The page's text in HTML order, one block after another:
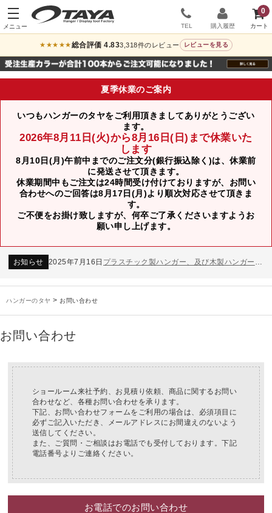
0
TEL 購入履歴
★★★★★総合評価 4.833,318件のレビュー レビューを見る
夏季休業のご案内
いつもハンガーのタヤをご利用頂きましてありがとうござい
ます。
2026年8月11日(火)から8月16日(日)まで休業いた
します
8月10日(月)午前中までのご注文分(銀行振込除く)は、休業前
に発送させて頂きます。
休業期間中もご注文は24時間受け付けておりますが、お問い
合わせへのご回答は8月17日(月)より順次対応させて頂きま
す。
ご不便をお掛け致しますが、何卒ご了承くださいますようお
願い申し上げます。
2024年12月12日年末年始休業のお知らせ
お知らせ 2026年3月7日
スチール製ハンガー、およびディスプレイスタンド価格改定のお知らせ
お知らせ
2025年7月16日
プラスチック製ハンガー、及び木製ハンガーKシリーズ 価格改定のお知らせ
お知らせ
2025年7月16日
雑誌「GINZA」でタヤのハンガーを紹介していただきました
お知らせ 2024年12月12日 年末年始休業のお知らせ
ハンガーのタヤ > お問い合わせ
お問い合わせ
ショールーム来社予約、お見積り依頼、商品に関するお問い
合わせなど、各種お問い合わせを承ります。
下記、お問い合わせフォームをご利用の場合は、必須項目に
必ずご記入いただき、メールアドレスにお間違えのないよう
送信してください。
また、ご質問・ご相談はお電話でも受付しております。下記
電話番号よりご連絡ください。
お電話でのお問い合わせ